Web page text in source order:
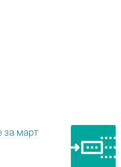
за март